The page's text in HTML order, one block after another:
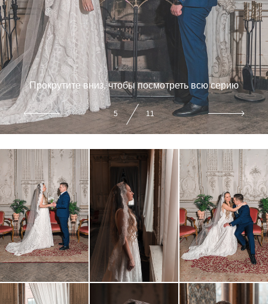
Прокрутите вниз, чтобы посмотреть всю серию
6 11